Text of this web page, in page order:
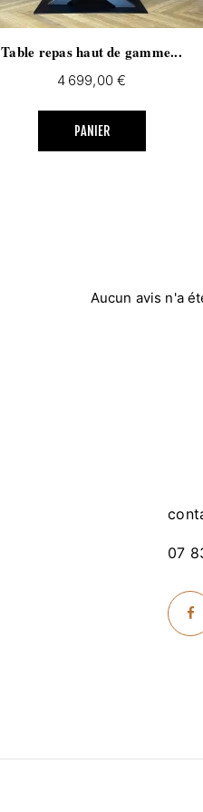
Table repas haut de gamme...
Prix
4 699,00 €
PANIER
Aucun avis n'a
07